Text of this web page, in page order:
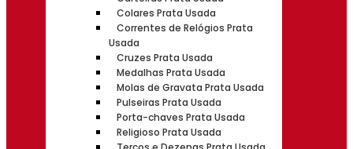
Colares Prata Usada
Correntes de Relógios Prata
Usada
Cruzes Prata Usada
Medalhas Prata Usada
Molas de Gravata Prata Usada
Pulseiras Prata Usada
Porta-chaves Prata Usada
Religioso Prata Usada